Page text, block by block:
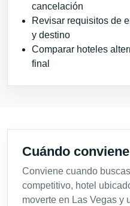
cancelación
Revisar requisitos de
y destino
Comparar hoteles
final
Cuándo
Conviene cuando
competitivo, hotel
moverte en Las Vegas y